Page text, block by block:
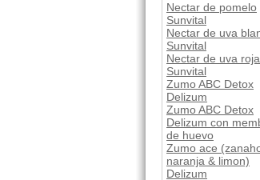
Nectar de pomelo
Sunvital
Nectar de uva
Sunvital
Nectar de uva roja
Sunvital
Zumo ABC Detox
Delizum
Zumo ABC Detox
Delizum con
de huevo
Zumo ace
naranja & limon)
Delizum